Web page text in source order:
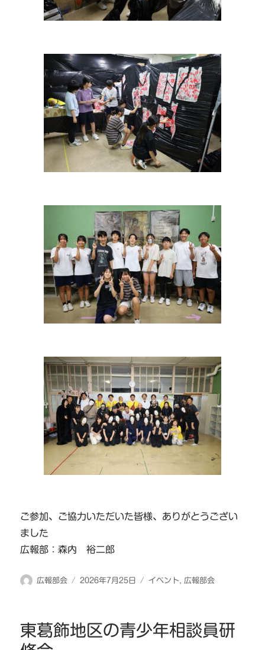
ご参加、ご協力いただいた皆様、ありがとうござい
ました
広報部：森内 裕二郎
投
広報部会
投
2026年7月25日
カ
ー
イベント, 広報部会
東葛飾地区の青少年相談員研